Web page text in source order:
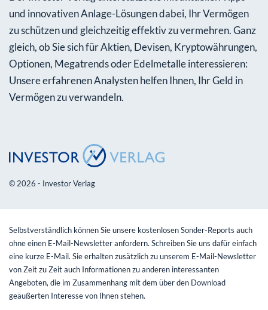
und innovativen Anlage-Lösungen dabei, Ihr Vermögen
zu schützen und gleichzeitig effektiv zu vermehren. Ganz
gleich, ob Sie sich für Aktien, Devisen, Kryptowährungen,
Optionen, Megatrends oder Edelmetalle interessieren:
Unsere erfahrenen Analysten helfen Ihnen, Ihr Geld in
Vermögen zu verwandeln.
© 2026 - Investor Verlag
Selbstverständlich können Sie unsere kostenlosen Sonder-Reports auch
ohne einen E-Mail-Newsletter anfordern. Schreiben Sie uns dafür einfach
eine kurze E-Mail. Sie erhalten zusätzlich zu unserem E-Mail-Newsletter
von Zeit zu Zeit auch Informationen zu anderen interessanten
Angeboten, die im Zusammenhang mit dem über den Download
geäußerten Interesse von Ihnen stehen.